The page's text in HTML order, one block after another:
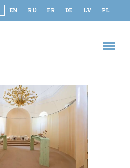
EN RU FR DE LV PL